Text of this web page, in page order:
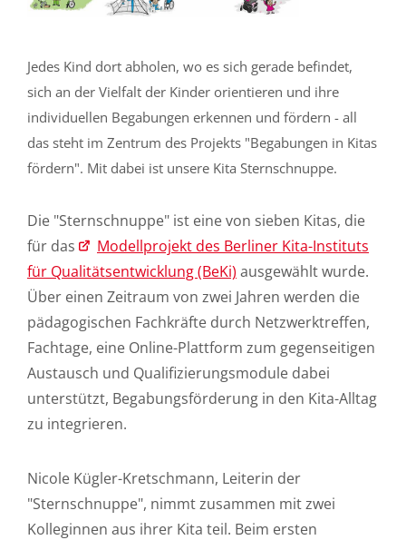
Jedes Kind dort abholen, wo es sich gerade befindet,
sich an der Vielfalt der Kinder orientieren und ihre
individuellen Begabungen erkennen und fördern - all
das steht im Zentrum des Projekts "Begabungen in Kitas
fördern". Mit dabei ist unsere Kita Sternschnuppe.
Die "Sternschnuppe" ist eine von sieben Kitas, die
für das
Modellprojekt des Berliner Kita-Instituts
für Qualitätsentwicklung (BeKi) ausgewählt wurde.
Über einen Zeitraum von zwei Jahren werden die
pädagogischen Fachkräfte durch Netzwerktreffen,
Fachtage, eine Online-Plattform zum gegenseitigen
Austausch und Qualifizierungsmodule dabei
unterstützt, Begabungsförderung in den Kita-Alltag
zu integrieren.
Nicole Kügler-Kretschmann, Leiterin der
"Sternschnuppe", nimmt zusammen mit zwei
Kolleginnen aus ihrer Kita teil. Beim ersten